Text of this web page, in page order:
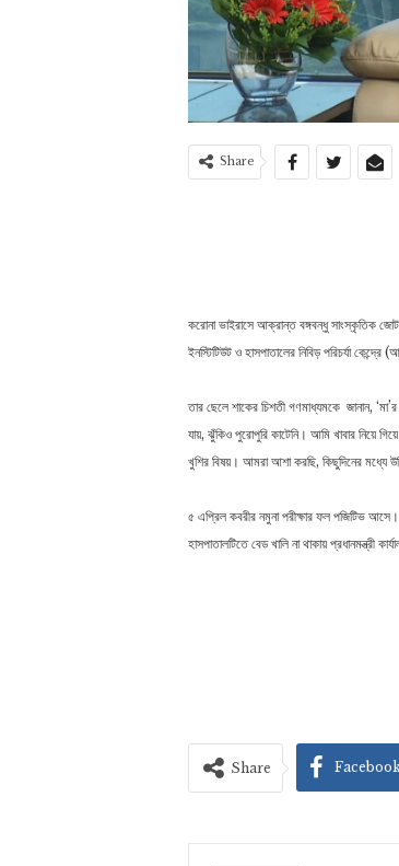
Share
করোনা ভাইরাসে আক্রান্ত বঙ্গবন্ধু সাংস্কৃতিক জোট
ইনস্টিটিউট ও হাসপাতালের নিবিড় পরিচর্যা
তার ছেলে শাকের চিশতী গণমাধ্যমকে জানান,
যায়, ঝুঁকিও পুরোপুরি কাটেনি। আমি খাবার নিয়ে
খুশির বিষয়। আমরা আশা করছি, কিছুদিনের মধ্যে
৫ এপ্রিল কবরীর নমুনা পরীক্ষার ফল পজিটিভ
হাসপাতালটিতে বেড খালি না থাকায় প্রধানমন্ত্রী
Share